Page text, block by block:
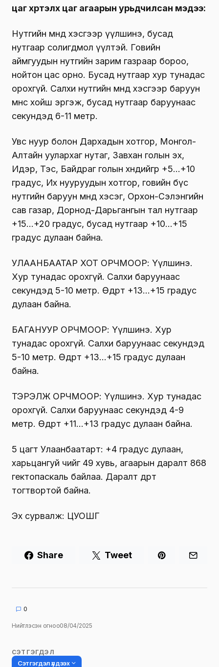
цаг хүртэлх цаг агаарын урьдчилсан мэдээ:
Нутгийн өмнөд хэсгээр үүлшинэ, бусад
нутгаар солигдмол үүлтэй. Говийн
аймгуудын нутгийн зарим газраар бороо,
нойтон цас орно. Бусад нутгаар хур тунадас
орохгүй. Салхи нутгийн өмнөд хэсгээр баруун
өмнөөс хойш эргэж, бусад нутгаар баруунаас
секундэд 6-11 метр.
Увс нуур болон Дархадын хотгор, Монгол-
Алтайн уулархаг нутаг, Завхан голын эх,
Идэр, Тэс, Байдраг голын хөндийгөөр +5…+10
градус, Их нууруудын хотгор, говийн бүс
нутгийн баруун өмнөд хэсэг, Орхон-Сэлэнгийн
сав газар, Дорнод-Дарьгангын тал нутгаар
+15…+20 градус, бусад нутгаар +10…+15
градус дулаан байна.
УЛААНБААТАР ХОТ ОРЧМООР: Үүлшинэ.
Хур тунадас орохгүй. Салхи баруунаас
секундэд 5-10 метр. Өдөртөө +13…+15 градус
дулаан байна.
БАГАНУУР ОРЧМООР: Үүлшинэ. Хур
тунадас орохгүй. Салхи баруунаас секундэд
5-10 метр. Өдөртөө +13…+15 градус дулаан
байна.
ТЭРЭЛЖ ОРЧМООР: Үүлшинэ. Хур тунадас
орохгүй. Салхи баруунаас секундэд 4-9
метр. Өдөртөө +11…+13 градус дулаан байна.
5 цагт Улаанбаатарт: +4 градус дулаан,
харьцангуй чийг 49 хувь, агаарын даралт 868
гектопаскаль байлаа. Даралт өдөртөө
тогтвортой байна.
Эх сурвалж: ЦУОШГ
Share Tweet
0
Нийтлэсэн огноо08/04/2025
СЭТГЭГДЭЛ
Сэтгэгдэл үлдээх